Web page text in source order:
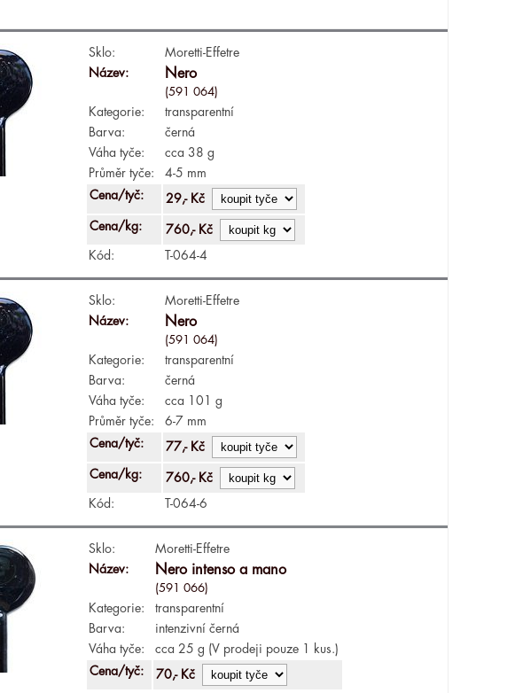
Sklo:
Moretti-Effetre
Název:
Nero
(591 064)
Kategorie:
transparentní
Barva:
černá
Váha tyče:
cca 38 g
Průměr tyče:
4-5 mm
Cena/tyč:
29,- Kč
Cena/kg: 760,- Kč
Kód: T-064-4
Sklo:
Moretti-Effetre
Název:
Nero
(591 064)
Kategorie:
transparentní
Barva:
černá
Váha tyče:
cca 101 g
Průměr tyče:
6-7 mm
Cena/tyč:
77,- Kč
Cena/kg: 760,- Kč
Kód: T-064-6
Sklo:
Moretti-Effetre
Název:
Nero intenso a mano
(591 066)
Kategorie:
transparentní
Barva:
intenzivní černá
Váha tyče:
cca 25 g (V prodeji pouze 1 kus.)
Cena/tyč:
70,- Kč